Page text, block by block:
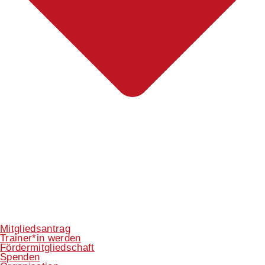
Mitgliedsantrag
Trainer*in werden
Fördermitgliedschaft
Spenden